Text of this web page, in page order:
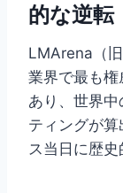
的な逆転
LMArena（
業界で最も
あり、世界
ティングが
ス当日に歴史